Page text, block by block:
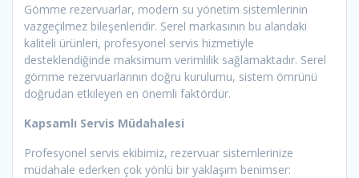
Gömme rezervuarlar, modern su yönetim sistemlerinin
vazgeçilmez bileşenleridir. Serel markasının bu alandaki
kaliteli ürünleri, profesyonel servis hizmetiyle
desteklendiğinde maksimum verimlilik sağlamaktadır. Serel
gömme rezervuarlarının doğru kurulumu, sistem ömrünü
doğrudan etkileyen en önemli faktördür.
Kapsamlı Servis Müdahalesi
Profesyonel servis ekibimiz, rezervuar sistemlerinize
müdahale ederken çok yönlü bir yaklaşım benimser: